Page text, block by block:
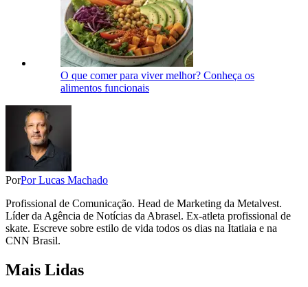
O que comer para viver melhor? Conheça os
alimentos funcionais
PorPor Lucas Machado
Profissional de Comunicação. Head de Marketing da Metalvest.
Líder da Agência de Notícias da Abrasel. Ex-atleta profissional de
skate. Escreve sobre estilo de vida todos os dias na Itatiaia e na
CNN Brasil.
Mais Lidas